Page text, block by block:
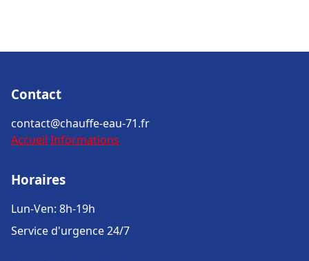
Contact
contact@chauffe-eau-71.fr
Accueil Informations
Horaires
Lun-Ven: 8h-19h
Service d'urgence 24/7